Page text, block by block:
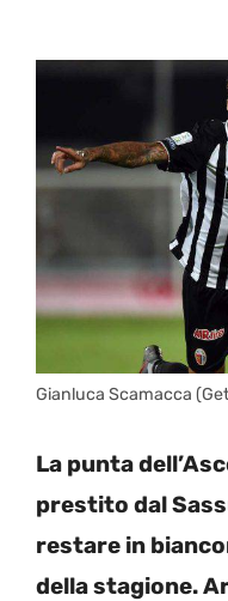
Gianluca Scamacca
La punta
prestito dal
restare in
della stagione.